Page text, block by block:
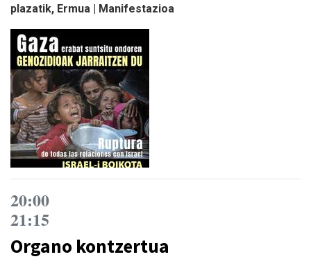
plazatik, Ermua | Manifestazioa
20:00
21:15
Organo kontzertua